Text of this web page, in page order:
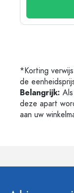
*Korting
de
Belangrijk:
deze apart
aan uw